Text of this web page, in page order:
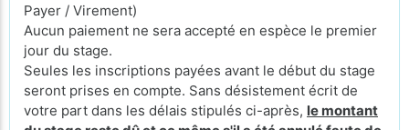
Payer / Virement)
Aucun paiement ne sera accepté en espèce le premier
jour du stage.
Seules les inscriptions payées avant le début du stage
seront prises en compte. Sans désistement écrit de
votre part dans les délais stipulés ci-après, le montant